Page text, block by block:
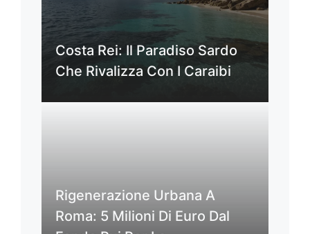
Costa Rei: Il Paradiso Sardo
Che Rivalizza Con I Caraibi
Rigenerazione Urbana A
Roma: 5 Milioni Di Euro Dal